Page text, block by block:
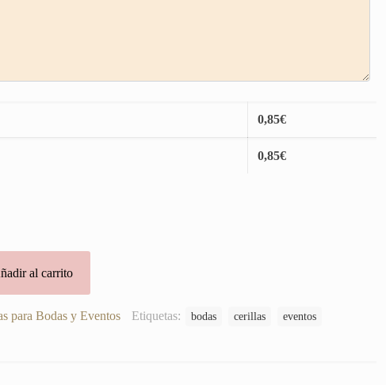
0,85€
0,85€
al carrito
para Bodas y Eventos Etiquetas: bodas cerillas
eventos